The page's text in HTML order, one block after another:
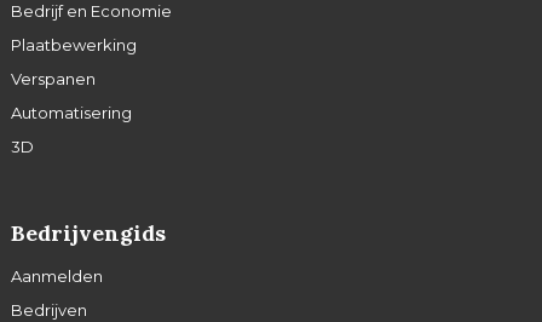
Bedrijf en Economie
Plaatbewerking
Verspanen
Automatisering
3D
Bedrijvengids
Aanmelden
Bedrijven